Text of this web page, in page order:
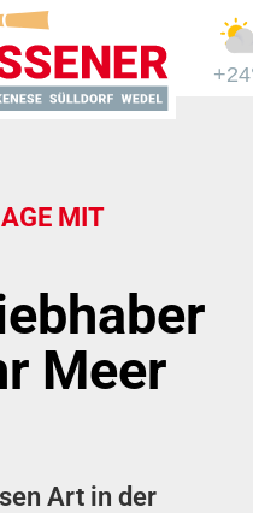
MIT
Meer
Art in der